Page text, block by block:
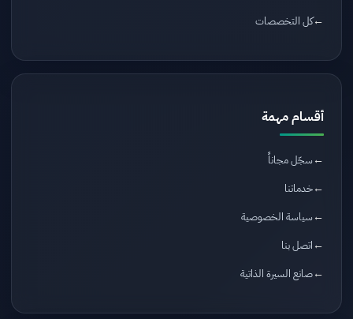
كل التخصصات
أقسام مهمة
سجّل مجاناً
خدماتنا
سياسة الخصوصية
اتصل بنا
صانع السيرة الذاتية